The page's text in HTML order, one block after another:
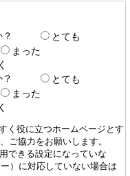
とても
まった
く
とても
まった
く
く役に立つホームページとす
ご協力をお願いします。
できる設定になっていな
）に対応していない場合は